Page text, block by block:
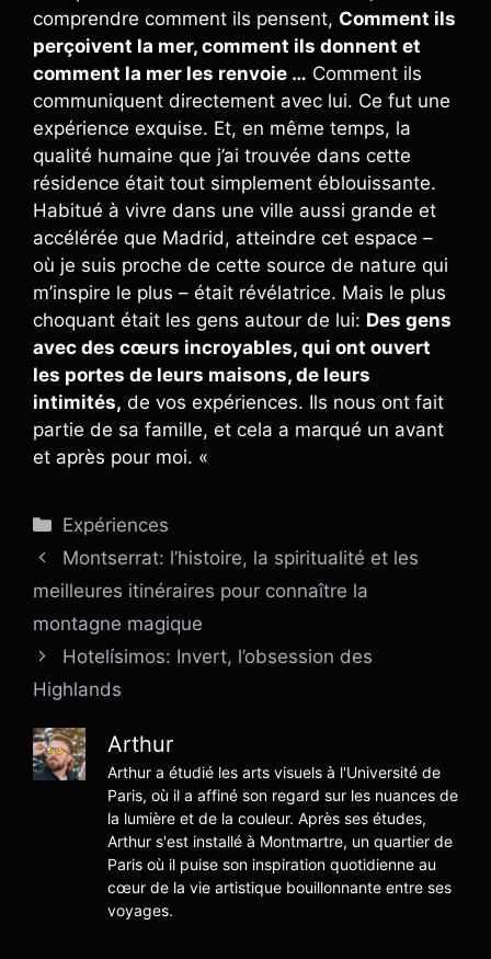
comprendre comment ils pensent, Comment ils
perçoivent la mer, comment ils donnent et
comment la mer les renvoie … Comment ils
communiquent directement avec lui. Ce fut une
expérience exquise. Et, en même temps, la
qualité humaine que j’ai trouvée dans cette
résidence était tout simplement éblouissante.
Habitué à vivre dans une ville aussi grande et
accélérée que Madrid, atteindre cet espace –
où je suis proche de cette source de nature qui
m’inspire le plus – était révélatrice. Mais le plus
choquant était les gens autour de lui: Des gens
avec des cœurs incroyables, qui ont ouvert
les portes de leurs maisons, de leurs
intimités, de vos expériences. Ils nous ont fait
partie de sa famille, et cela a marqué un avant
et après pour moi. «
Catégories
Expériences
Montserrat: l’histoire, la spiritualité et les
meilleures itinéraires pour connaître la
montagne magique
Hotelísimos: Invert, l’obsession des
Highlands
Arthur
Arthur a étudié les arts visuels à l'Université de
Paris, où il a affiné son regard sur les nuances de
la lumière et de la couleur. Après ses études,
Arthur s'est installé à Montmartre, un quartier de
Paris où il puise son inspiration quotidienne au
cœur de la vie artistique bouillonnante entre ses
voyages.